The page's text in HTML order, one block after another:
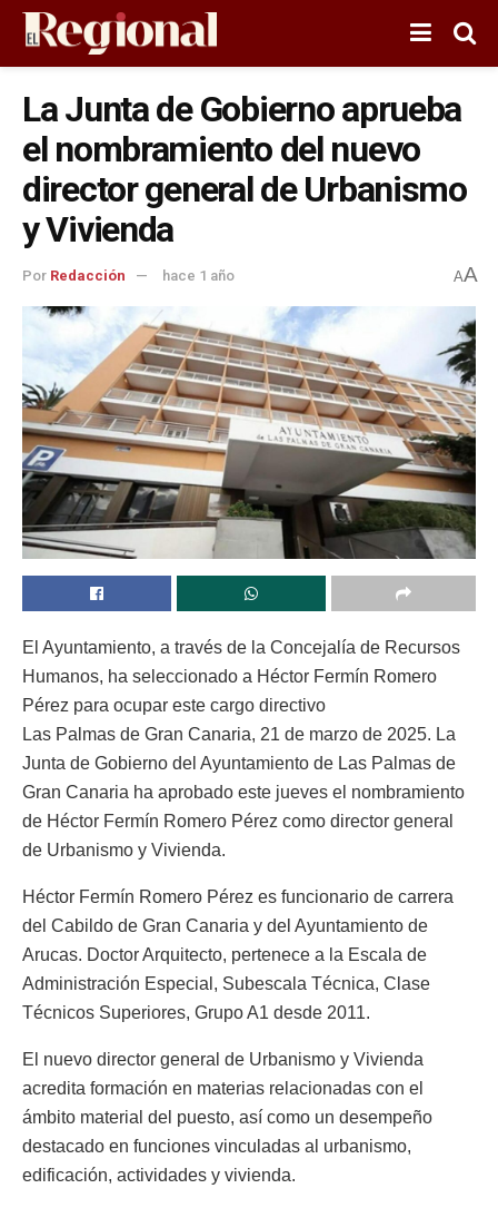
La Junta de Gobierno aprueba
el nombramiento del nuevo
director general de Urbanismo
y Vivienda
Por Redacción hace 1 año AA
El Ayuntamiento, a través de la Concejalía de Recursos
Humanos, ha seleccionado a Héctor Fermín Romero
Pérez para ocupar este cargo directivo
Las Palmas de Gran Canaria, 21 de marzo de 2025. La
Junta de Gobierno del Ayuntamiento de Las Palmas de
Gran Canaria ha aprobado este jueves el nombramiento
de Héctor Fermín Romero Pérez como director general
de Urbanismo y Vivienda.
Héctor Fermín Romero Pérez es funcionario de carrera
del Cabildo de Gran Canaria y del Ayuntamiento de
Arucas. Doctor Arquitecto, pertenece a la Escala de
Administración Especial, Subescala Técnica, Clase
Técnicos Superiores, Grupo A1 desde 2011.
El nuevo director general de Urbanismo y Vivienda
acredita formación en materias relacionadas con el
ámbito material del puesto, así como un desempeño
destacado en funciones vinculadas al urbanismo,
edificación, actividades y vivienda.